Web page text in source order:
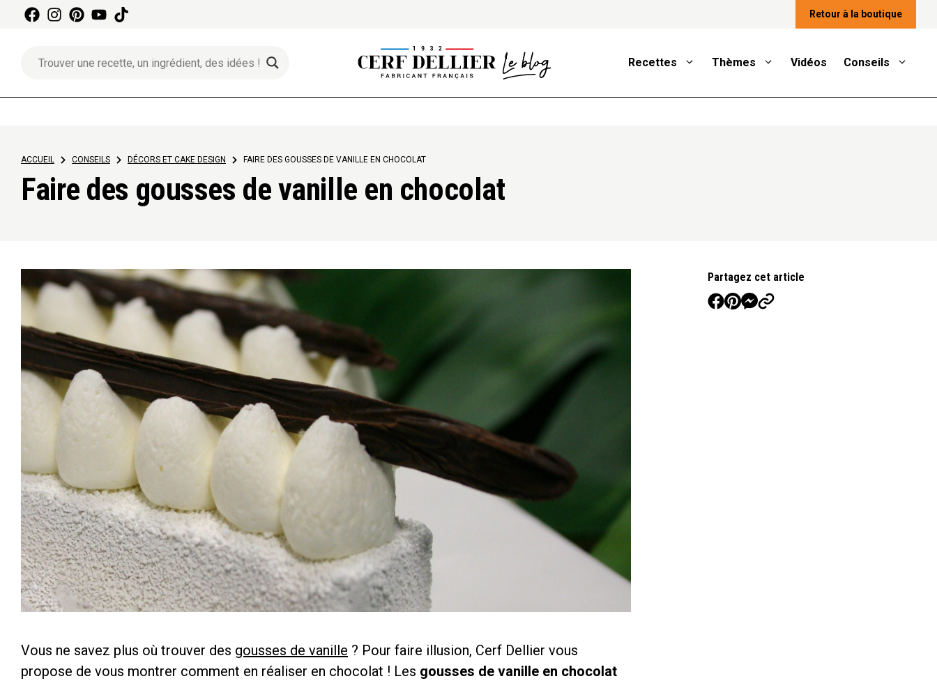
Aller
Retour à la boutique
Recettes Thèmes Vidéos Conseils
ACCUEIL > CONSEILS > DÉCORS ET CAKE DESIGN > FAIRE DES GOUSSES DE VANILLE EN CHOCOLAT
Faire des gousses de vanille en chocolat
Vous ne savez plus où trouver des gousses de vanille ? Pour faire illusion, Cerf Dellier vous
propose de vous montrer comment en réaliser en chocolat ! Les gousses de vanille en chocolat
Partagez cet article